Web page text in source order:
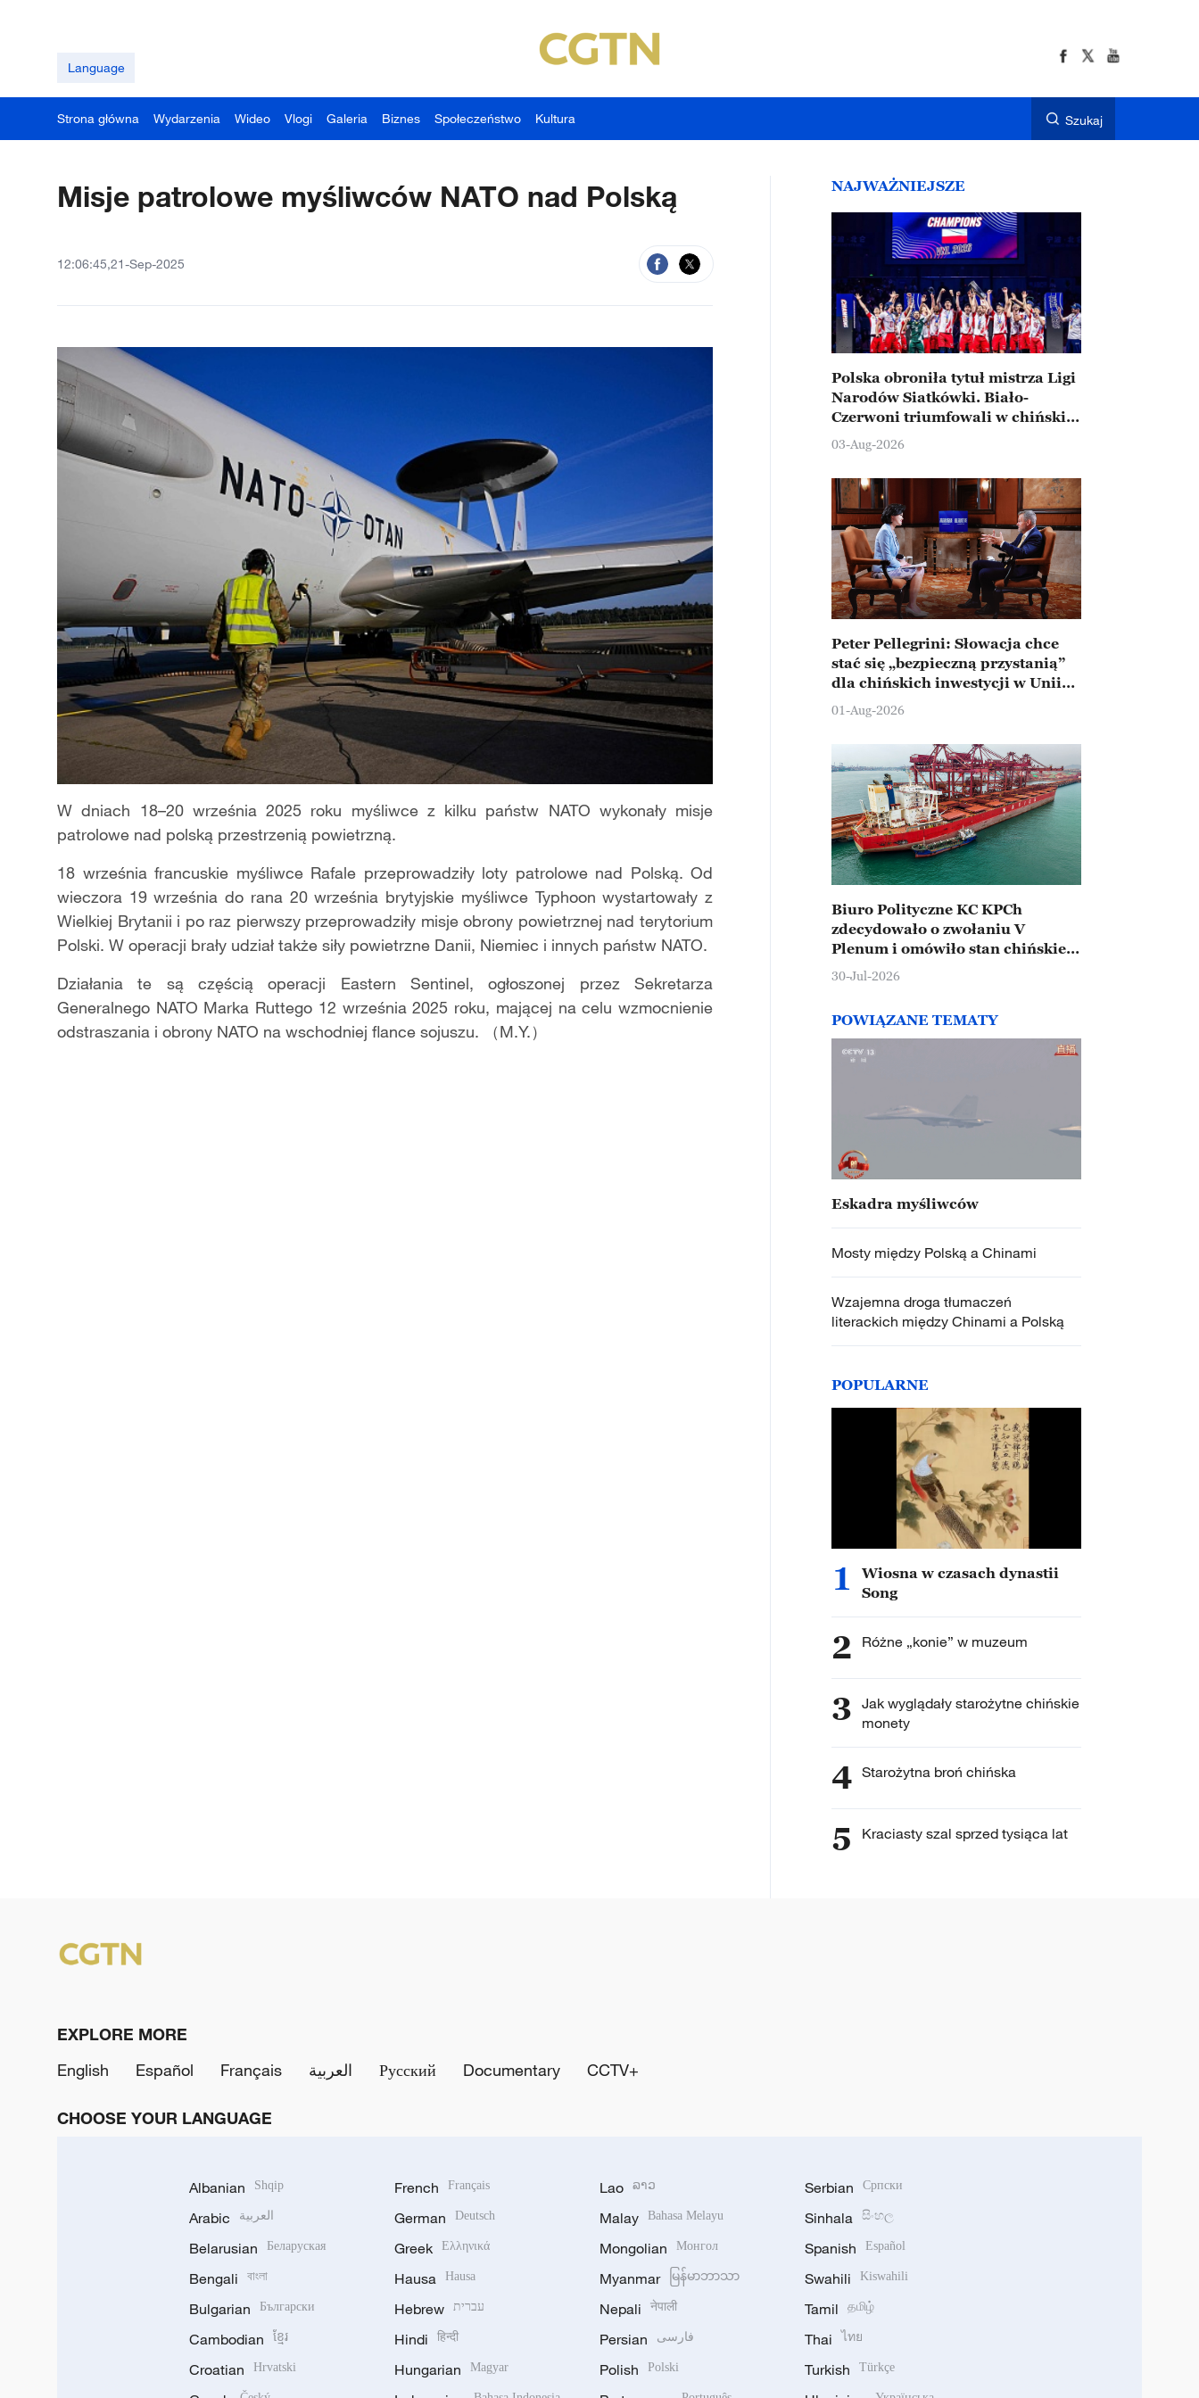
Language
Strona główna Wydarzenia Wideo Vlogi Galeria Biznes Społeczeństwo Kultura Szukaj
Misje patrolowe myśliwców NATO nad Polską
12:06:45,21-Sep-2025
W dniach 18–20 września 2025 roku myśliwce z kilku państw NATO wykonały misje
patrolowe nad polską przestrzenią powietrzną.
18 września francuskie myśliwce Rafale przeprowadziły loty patrolowe nad Polską. Od
wieczora 19 września do rana 20 września brytyjskie myśliwce Typhoon wystartowały z
Wielkiej Brytanii i po raz pierwszy przeprowadziły misje obrony powietrznej nad terytorium
Polski. W operacji brały udział także siły powietrzne Danii, Niemiec i innych państw NATO.
Działania te są częścią operacji Eastern Sentinel, ogłoszonej przez Sekretarza
Generalnego NATO Marka Ruttego 12 września 2025 roku, mającej na celu wzmocnienie
odstraszania i obrony NATO na wschodniej flance sojuszu. （M.Y.）
NAJWAŻNIEJSZE
Polska obroniła tytuł mistrza Ligi
Narodów Siatkówki. Biało-
Czerwoni triumfowali w chińskim
Ningbo
03-Aug-2026
Peter Pellegrini: Słowacja chce
stać się „bezpieczną przystanią”
dla chińskich inwestycji w Unii
Europejskiej
01-Aug-2026
Biuro Polityczne KC KPCh
zdecydowało o zwołaniu V
Plenum i omówiło stan chińskiej
gospodarki
30-Jul-2026
POWIĄZANE TEMATY
Eskadra myśliwców
Mosty między Polską a Chinami
Wzajemna droga tłumaczeń
literackich między Chinami a Polską
POPULARNE
1
Wiosna w czasach dynastii
Song
2 Różne „konie” w muzeum
3 Jak wyglądały starożytne chińskie
monety
4 Starożytna broń chińska
5 Kraciasty szal sprzed tysiąca lat
EXPLORE MORE
English
Español Français العربية Русский Documentary CCTV+
CHOOSE YOUR LANGUAGE
Albanian Shqip
Arabic العربية
Belarusian Беларуская
Bengali বাংলা
Bulgarian Български
Cambodian ខ្មែរ
Croatian Hrvatski
French Français
German Deutsch
Greek Ελληνικά
Hausa Hausa
Hebrew עברית
Hindi हिन्दी
Hungarian Magyar
Lao ລາວ
Malay Bahasa Melayu
Mongolian Монгол
Myanmar မြန်မာဘာသာ
Nepali नेपाली
Persian فارسی
Polish Polski
Serbian Српски
Sinhala සිංහල
Spanish Español
Swahili Kiswahili
Tamil தமிழ்
Thai ไทย
Turkish Türkçe